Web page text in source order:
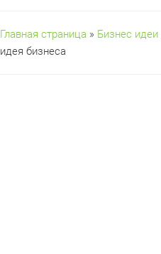
Главная страница » Бизнес идеи
идея бизнеса